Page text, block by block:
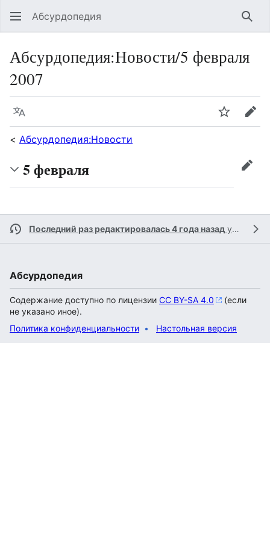
Абсурдопедия
Абсурдопедия:Новости/5 февраля
2007
Язык
< Абсурдопедия:Новости
5 февраля
Последний раз редактировалась 4 года назад участником
Абсурдопедия
Содержание доступно по лицензии CC BY-SA 4.0
(если
не указано иное).
Политика конфиденциальности
Настольная версия